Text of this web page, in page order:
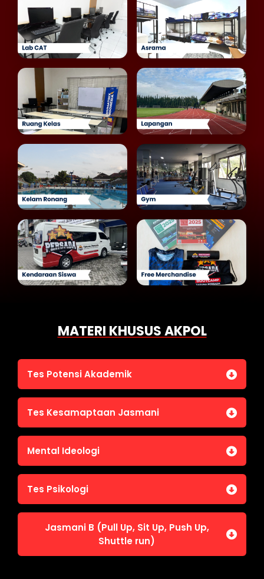
MATERI KHUSUS AKPOL
Tes Potensi Akademik
Bahasa Indonesia
Penalaran Numerik
Pengetahuan Umum (termasuk UU Kepolisian)
Tes Wawasan Kebangsaan
Tes Kesamaptaan Jasmani
Jasmani A (Lari 12 menit)
Mental Ideologi
Mental Ideologi
Tes Psikologi
Tes Kecerdasan
Tes Kecermatan
Tes Kepribadian
Jasmani B (Pull Up, Sit Up, Push Up,
Shuttle run)